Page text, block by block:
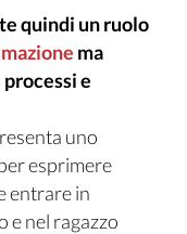
quindi un ruolo
ma
e
uno
esprimere
entrare in
e nel ragazzo